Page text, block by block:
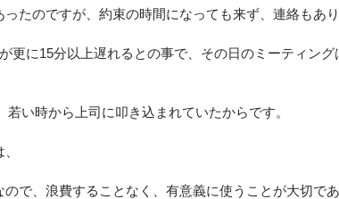
たのですが、約束の時間になっても来ず、連絡もあり
更に15分以上遅れるとの事で、その日のミーティング
若い時から上司に叩き込まれていたからです。
で、浪費することなく、有意義に使うことが大切であ